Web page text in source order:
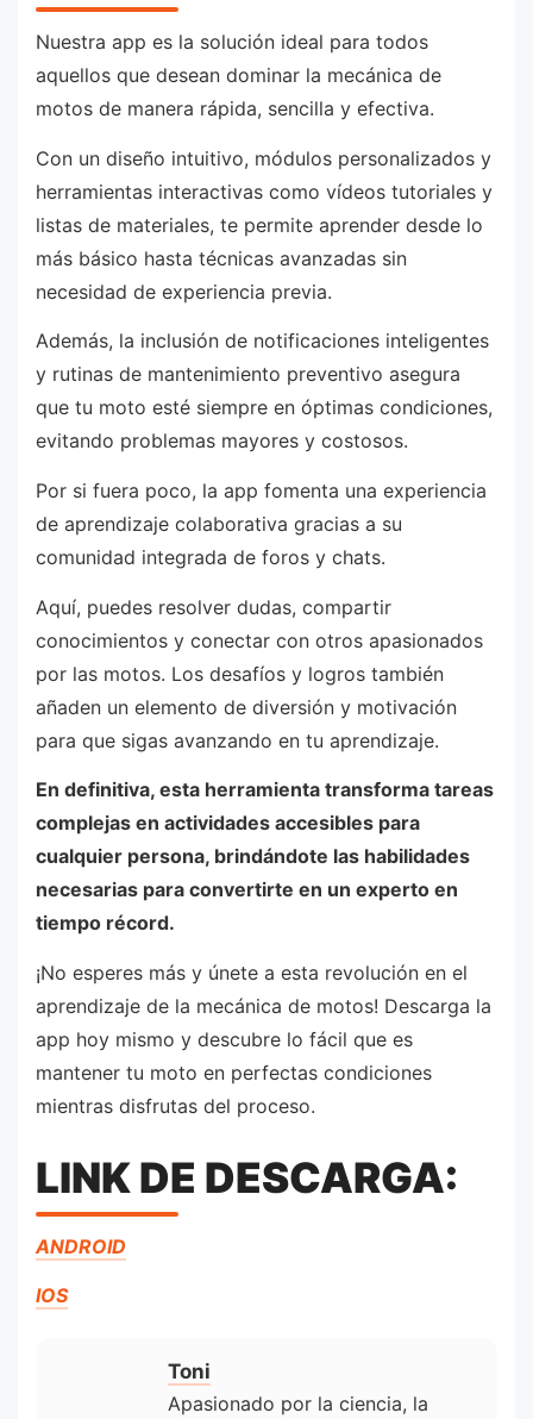
Nuestra app es la solución ideal para todos
aquellos que desean dominar la mecánica de
motos de manera rápida, sencilla y efectiva.
Con un diseño intuitivo, módulos personalizados y
herramientas interactivas como vídeos tutoriales y
listas de materiales, te permite aprender desde lo
más básico hasta técnicas avanzadas sin
necesidad de experiencia previa.
Además, la inclusión de notificaciones inteligentes
y rutinas de mantenimiento preventivo asegura
que tu moto esté siempre en óptimas condiciones,
evitando problemas mayores y costosos.
Por si fuera poco, la app fomenta una experiencia
de aprendizaje colaborativa gracias a su
comunidad integrada de foros y chats.
Aquí, puedes resolver dudas, compartir
conocimientos y conectar con otros apasionados
por las motos. Los desafíos y logros también
añaden un elemento de diversión y motivación
para que sigas avanzando en tu aprendizaje.
En definitiva, esta herramienta transforma tareas
complejas en actividades accesibles para
cualquier persona, brindándote las habilidades
necesarias para convertirte en un experto en
tiempo récord.
¡No esperes más y únete a esta revolución en el
aprendizaje de la mecánica de motos! Descarga la
app hoy mismo y descubre lo fácil que es
mantener tu moto en perfectas condiciones
mientras disfrutas del proceso.
LINK DE DESCARGA:
ANDROID
IOS
Toni
Apasionado por la ciencia, la